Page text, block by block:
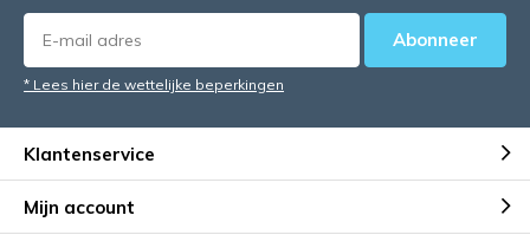
Abonneer
* Lees hier de wettelijke beperkingen
Klantenservice
Mijn account